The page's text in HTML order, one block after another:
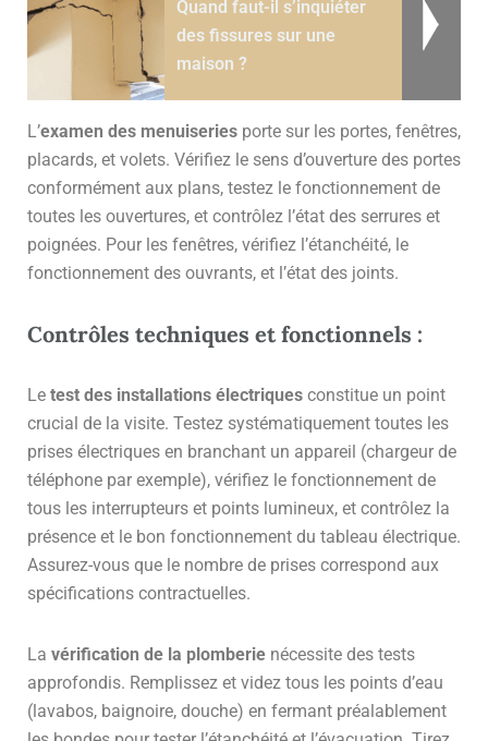
Quand faut-il s’inquiéter
des fissures sur une
maison ?
L’examen des menuiseries porte sur les portes, fenêtres,
placards, et volets. Vérifiez le sens d’ouverture des portes
conformément aux plans, testez le fonctionnement de
toutes les ouvertures, et contrôlez l’état des serrures et
poignées. Pour les fenêtres, vérifiez l’étanchéité, le
fonctionnement des ouvrants, et l’état des joints.
Contrôles techniques et fonctionnels :
Le test des installations électriques constitue un point
crucial de la visite. Testez systématiquement toutes les
prises électriques en branchant un appareil (chargeur de
téléphone par exemple), vérifiez le fonctionnement de
tous les interrupteurs et points lumineux, et contrôlez la
présence et le bon fonctionnement du tableau électrique.
Assurez-vous que le nombre de prises correspond aux
spécifications contractuelles.
La vérification de la plomberie nécessite des tests
approfondis. Remplissez et videz tous les points d’eau
(lavabos, baignoire, douche) en fermant préalablement